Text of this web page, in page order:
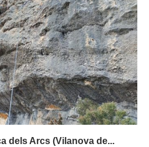
dels Arcs (Vilanova de...